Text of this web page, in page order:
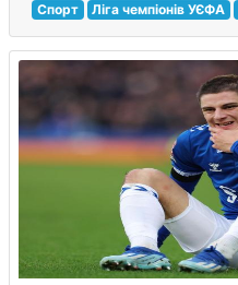
Спорт Ліга чемпіонів УЄФА